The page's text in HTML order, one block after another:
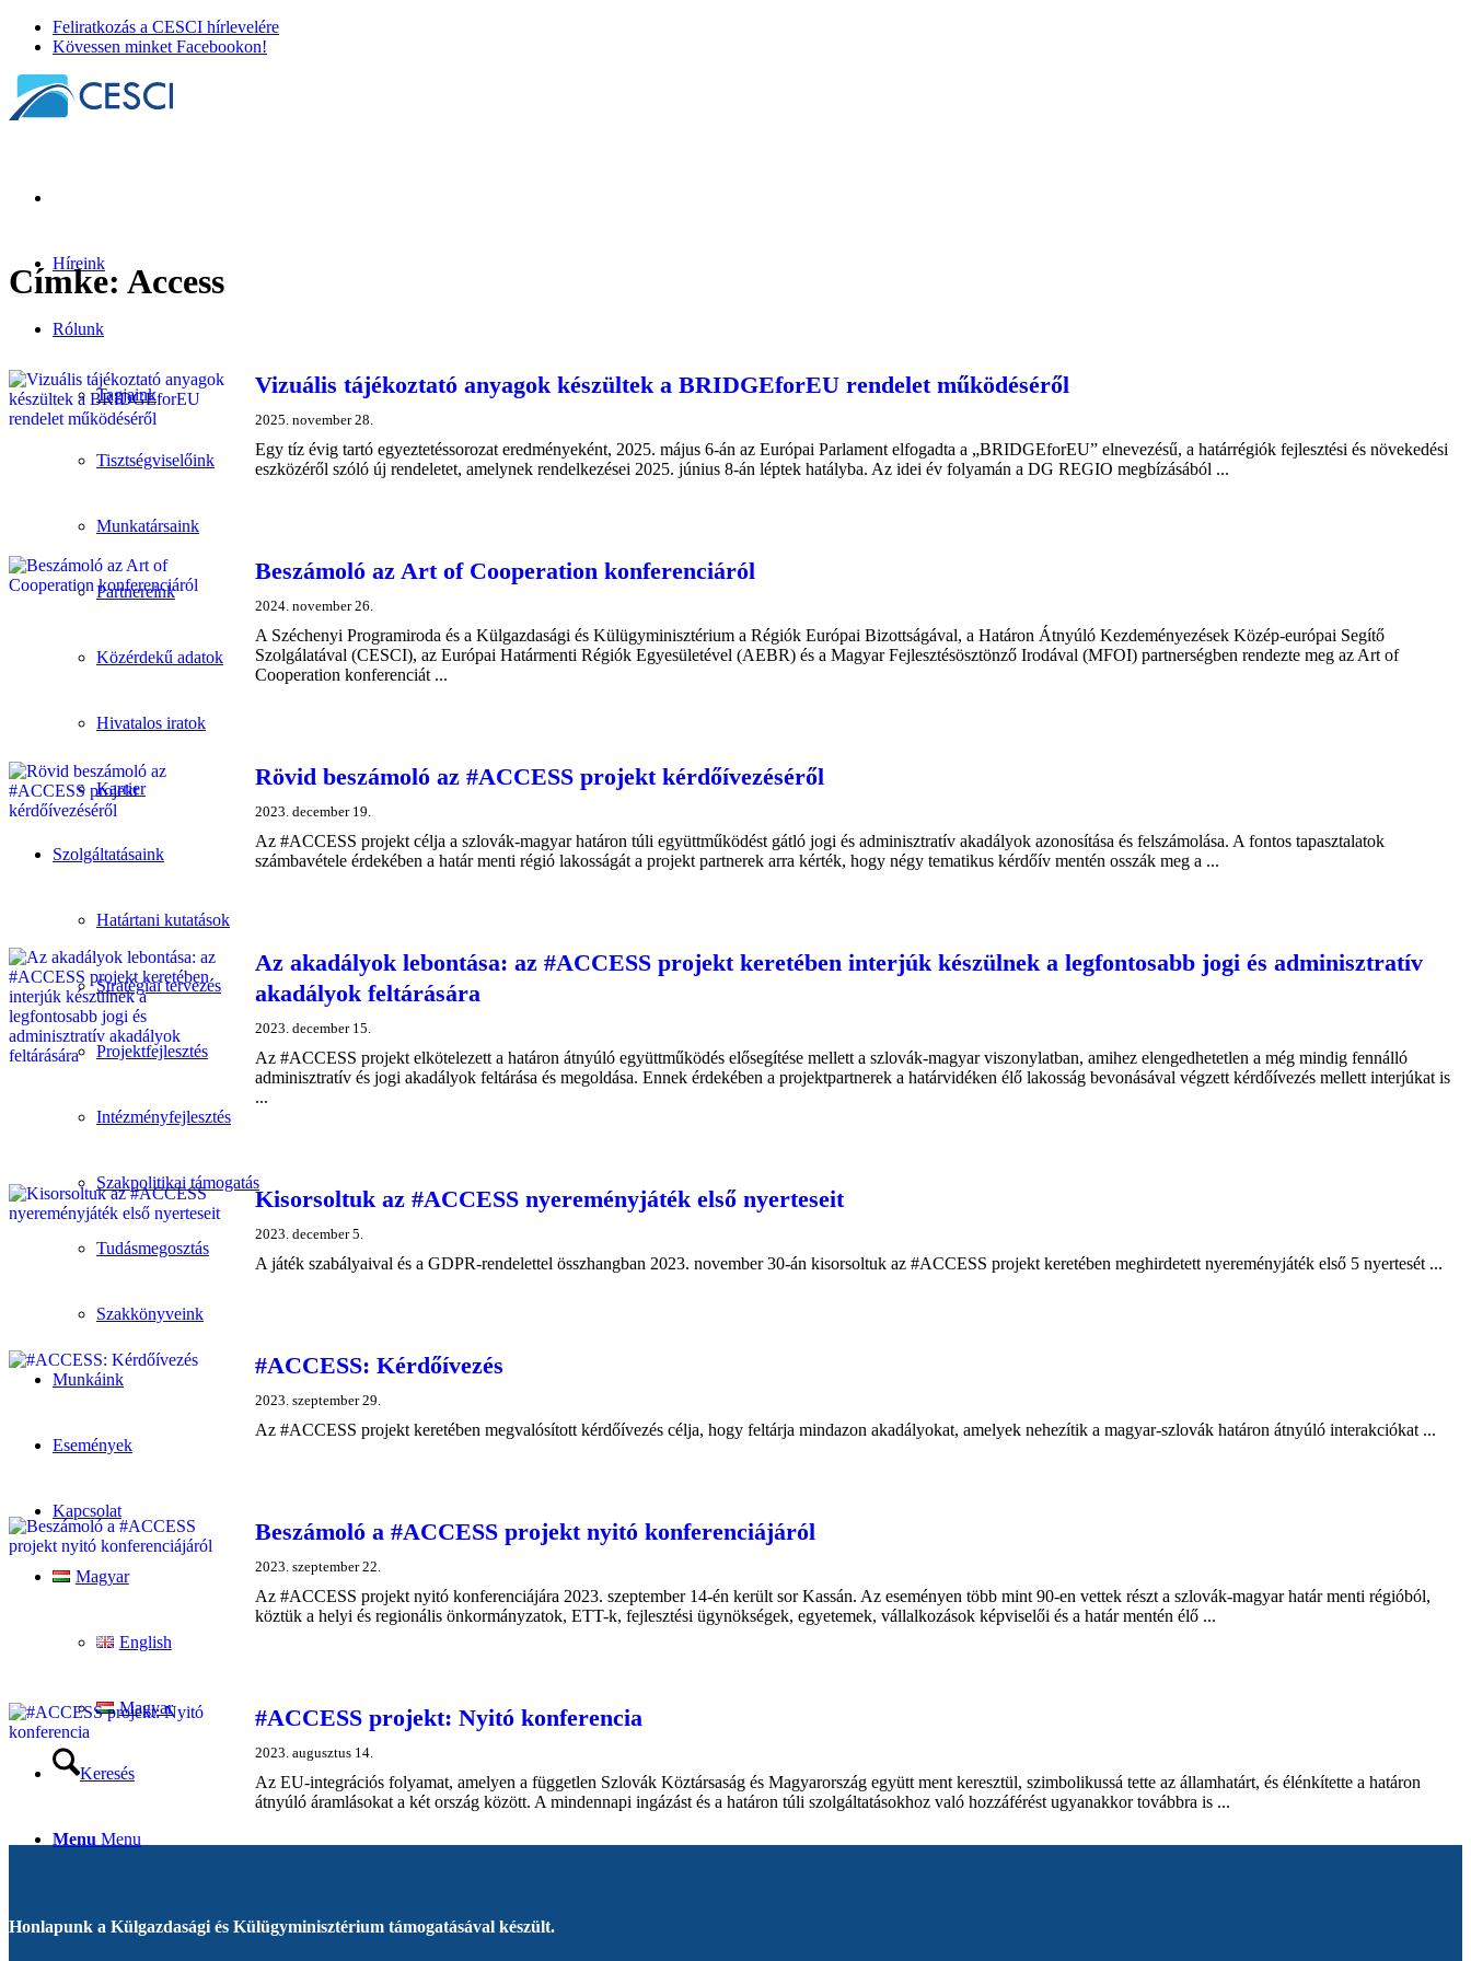
Feliratkozás a CESCI hírlevelére
Kövessen minket Facebookon!
Híreink
Rólunk
Tagjaink
Tisztségviselőink
Munkatársaink
Partnereink
Közérdekű adatok
Hivatalos iratok
Karrier
Szolgáltatásaink
Határtani kutatások
Stratégiai tervezés
Projektfejlesztés
Intézményfejlesztés
Szakpolitikai támogatás
Tudásmegosztás
Szakkönyveink
Munkáink
Események
Kapcsolat
Magyar
English
Magyar
Keresés
Menu Menu
Címke: Access
Vizuális tájékoztató anyagok készültek a BRIDGEforEU rendelet működéséről
2025. november 28.
Egy tíz évig tartó egyeztetéssorozat eredményeként, 2025. május 6-án az Európai Parlament elfogadta a „BRIDGEforEU” elnevezésű, a határrégiók fejlesztési és növekedési
eszközéről szóló új rendeletet, amelynek rendelkezései 2025. június 8-án léptek hatályba. Az idei év folyamán a DG REGIO megbízásából ...
Beszámoló az Art of Cooperation konferenciáról
2024. november 26.
A Széchenyi Programiroda és a Külgazdasági és Külügyminisztérium a Régiók Európai Bizottságával, a Határon Átnyúló Kezdeményezések Közép-európai Segítő
Szolgálatával (CESCI), az Európai Határmenti Régiók Egyesületével (AEBR) és a Magyar Fejlesztésösztönző Irodával (MFOI) partnerségben rendezte meg az Art of
Cooperation konferenciát ...
Rövid beszámoló az #ACCESS projekt kérdőívezéséről
2023. december 19.
Az #ACCESS projekt célja a szlovák-magyar határon túli együttműködést gátló jogi és adminisztratív akadályok azonosítása és felszámolása. A fontos tapasztalatok
számbavétele érdekében a határ menti régió lakosságát a projekt partnerek arra kérték, hogy négy tematikus kérdőív mentén osszák meg a ...
Az akadályok lebontása: az #ACCESS projekt keretében interjúk készülnek a legfontosabb jogi és adminisztratív
akadályok feltárására
2023. december 15.
Az #ACCESS projekt elkötelezett a határon átnyúló együttműködés elősegítése mellett a szlovák-magyar viszonylatban, amihez elengedhetetlen a még mindig fennálló
adminisztratív és jogi akadályok feltárása és megoldása. Ennek érdekében a projektpartnerek a határvidéken élő lakosság bevonásával végzett kérdőívezés mellett interjúkat is
...
Kisorsoltuk az #ACCESS nyereményjáték első nyerteseit
2023. december 5.
A játék szabályaival és a GDPR-rendelettel összhangban 2023. november 30-án kisorsoltuk az #ACCESS projekt keretében meghirdetett nyereményjáték első 5 nyertesét ...
#ACCESS: Kérdőívezés
2023. szeptember 29.
Az #ACCESS projekt keretében megvalósított kérdőívezés célja, hogy feltárja mindazon akadályokat, amelyek nehezítik a magyar-szlovák határon átnyúló interakciókat ...
Beszámoló a #ACCESS projekt nyitó konferenciájáról
2023. szeptember 22.
Az #ACCESS projekt nyitó konferenciájára 2023. szeptember 14-én került sor Kassán. Az eseményen több mint 90-en vettek részt a szlovák-magyar határ menti régióból,
köztük a helyi és regionális önkormányzatok, ETT-k, fejlesztési ügynökségek, egyetemek, vállalkozások képviselői és a határ mentén élő ...
#ACCESS projekt: Nyitó konferencia
2023. augusztus 14.
Az EU-integrációs folyamat, amelyen a független Szlovák Köztársaság és Magyarország együtt ment keresztül, szimbolikussá tette az államhatárt, és élénkítette a határon
átnyúló áramlásokat a két ország között. A mindennapi ingázást és a határon túli szolgáltatásokhoz való hozzáférést ugyanakkor továbbra is ...
Honlapunk a Külgazdasági és Külügyminisztérium támogatásával készült.